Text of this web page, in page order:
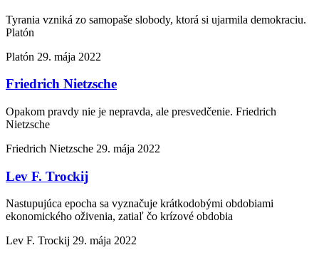
Tyrania vzniká zo samopaše slobody, ktorá si ujarmila demokraciu.
Platón
Platón 29. mája 2022
Friedrich Nietzsche
Opakom pravdy nie je nepravda, ale presvedčenie. Friedrich
Nietzsche
Friedrich Nietzsche 29. mája 2022
Lev F. Trockij
Nastupujúca epocha sa vyznačuje krátkodobými obdobiami
ekonomického oživenia, zatiaľ čo krízové obdobia
Lev F. Trockij 29. mája 2022